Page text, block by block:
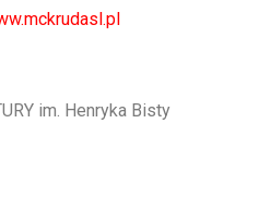
im. Henryka Bisty